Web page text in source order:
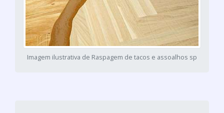
Imagem ilustrativa de Raspagem de tacos e assoalhos sp